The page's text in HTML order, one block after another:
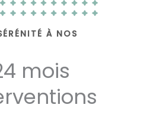
À NOS
mois